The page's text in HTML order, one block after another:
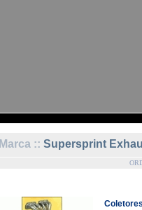
Marca :: Supersprint